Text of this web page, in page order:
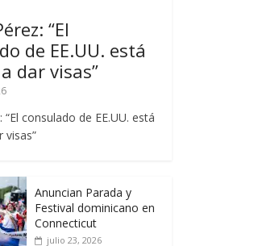
“El
de EE.UU. está
dar visas”
“El consulado de EE.UU. está
visas”
Anuncian Parada y
Festival dominicano en
Connecticut
julio 23, 2026